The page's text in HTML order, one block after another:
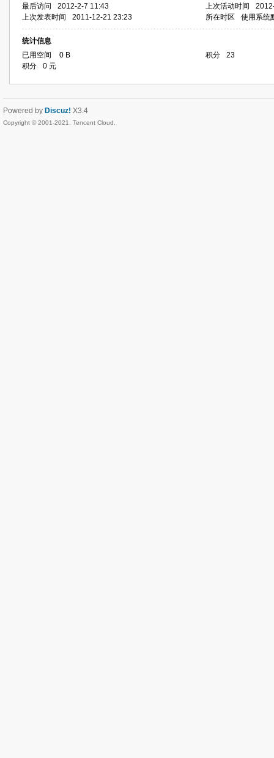
最后访问
2012-2-7 11:43 上次活动时间
上次发表时间
2011-12-21 23:23 所在时区 使用系统
统计信息
已用空间
0 B 积分
23
积分
0 元
Powered by Discuz! X3.4
Copyright © 2001-2021, Tencent Cloud.